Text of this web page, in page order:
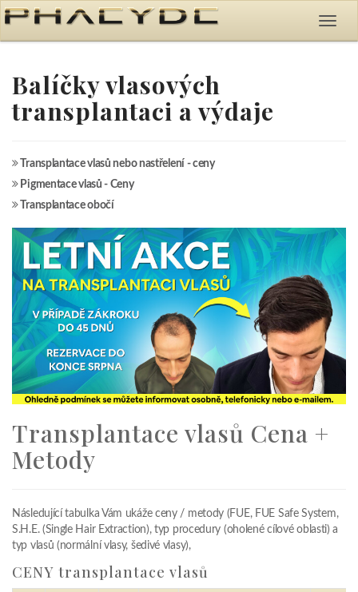
Balíčky vlasových
transplantaci a výdaje
Transplantace vlasů nebo nastřelení - ceny
Pigmentace vlasů - Ceny
Transplantace obočí
Transplantace vlasů Cena +
Metody
Následující tabulka Vám ukáže ceny / metody (FUE, FUE Safe System,
S.H.E. (Single Hair Extraction), typ procedury (oholené cílové oblasti) a
typ vlasů (normální vlasy, šedivé vlasy),
CENY transplantace vlasů